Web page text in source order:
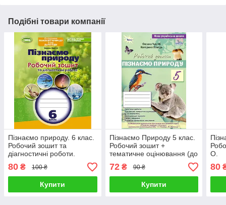
Подібні товари компанії
Пізнаємо природу. 6 клас.
Робочий зошит та
діагностичні роботи.
Левчук О.
80 ₴ 100 ₴
Купити
Пізнаємо Природу 5 клас.
Робочий зошит +
тематичне оцінювання (до
підручника Біда Д. Д., Т.Г.
Гільберг)
72₴ 90 ₴
Купити
О.
80